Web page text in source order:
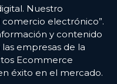
Nuestro
electrónico”.
y contenido
empresas de la
Ecommerce
éxito en el mercado.